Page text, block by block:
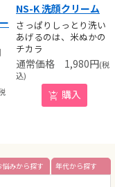
NS-K 洗顔クリーム
さっぱりしっとり洗い
あげるのは、米ぬかの
チカラ
1,980円(税
込)
購入
悩みから探す 年代から探す